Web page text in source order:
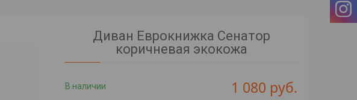
Диван Еврокнижка Сенатор
коричневая экокожа
В наличии 1 080 руб.